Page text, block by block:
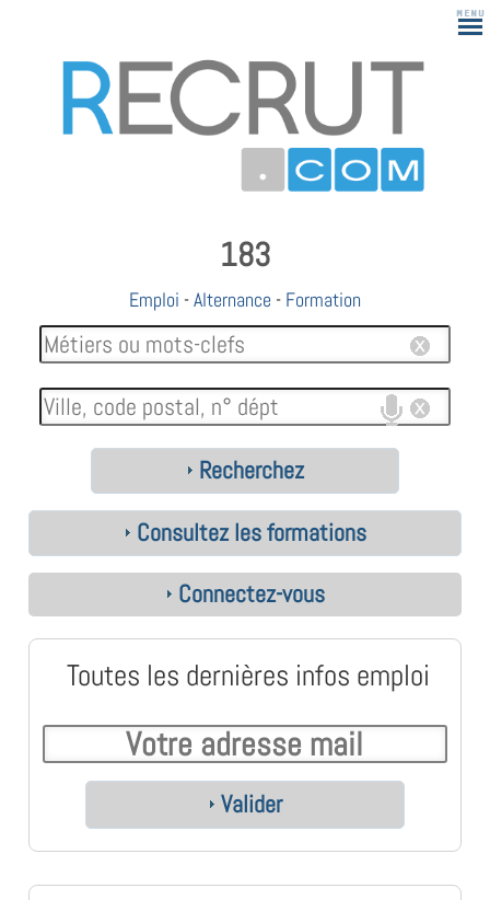
183
Emploi -Alternance - Formation
Recherchez
Consultez les formations
Connectez-vous
Toutes les dernières infos emploi
Valider